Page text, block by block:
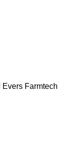
Evers Farmtech